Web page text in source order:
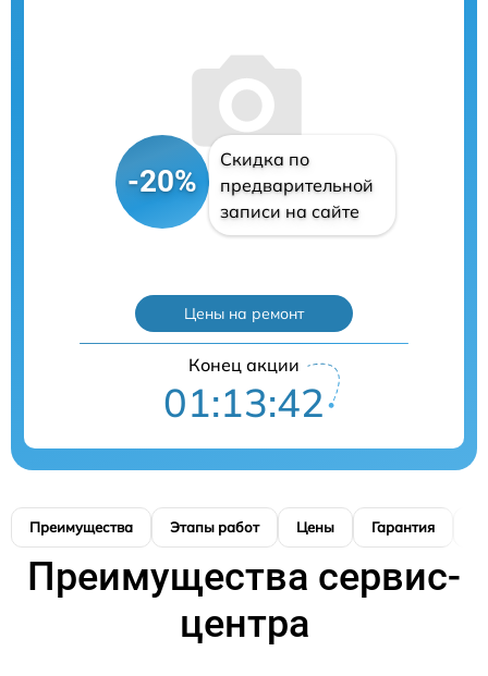
-20%
Скидка по
предварительной
записи на сайте
Цены на ремонт
Конец акции
01:13:41
Преимущества Этапы работ Цены Гарантия
Преимущества сервис-
центра